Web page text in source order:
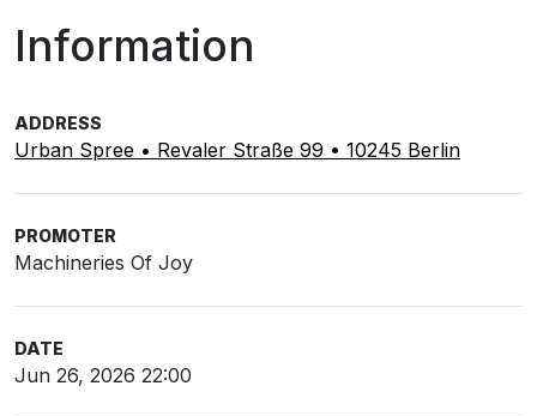
Information
ADDRESS
Urban Spree • Revaler Straße 99 • 10245 Berlin
PROMOTER
Machineries Of Joy
DATE
Jun 26, 2026 22:00